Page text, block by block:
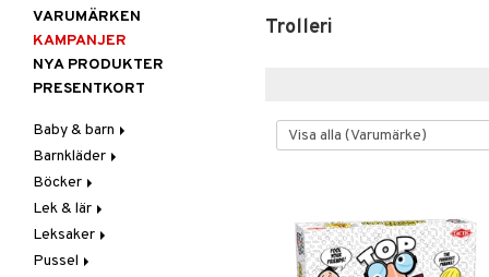
Trolleri
VARUMÄRKEN
KAMPANJER
NYA PRODUKTER
PRESENTKORT
Baby & barn
Accessoarer
För håret
Hattar & Mössor
Övrigt
Plånböcker
Aktivitet
Babygym
Babysitters
Bit & Skallra
Äta
Barnservis
Haklappar
Badrockar & Handdukar
Barnvagnstillbehör
Barnkläder
Accessoarer
Kepsar & Solhattar
Badkläder & UV-kläder
Klänningar
Nederdelar
Böcker
Dagböcker
Läs & Lär
Målarböcker
Lek & lär
Experiment
Inlärningsspel
Leksaker
Adventskalendrar
Pussel